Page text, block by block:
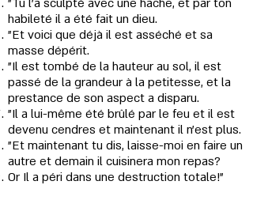
"Tu l’a sculpté avec une hache, et par ton
habileté il a été fait un dieu.
"Et voici que déjà il est asséché et sa
masse dépérit.
"Il est tombé de la hauteur au sol, il est
passé de la grandeur à la petitesse, et la
prestance de son aspect a disparu.
"Il a lui-même été brûlé par le feu et il est
devenu cendres et maintenant il n'est plus.
"Et maintenant tu dis, laisse-moi en faire un
autre et demain il cuisinera mon repas?
Or Il a péri dans une destruction totale!"